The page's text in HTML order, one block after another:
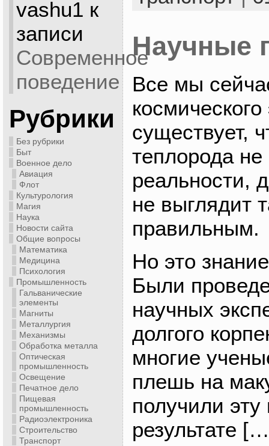
vashu1 к
записи
Современное
поведение
Рубрики
Без рубрики
Быт
Военное дело
Авиация
Флот
Культурология
Магия
Наука
Новости сайта
Общие вопросы
Математика
Медицина
Психология
Промышленность
Гальванические
элементы
Магниты
Металлургия
Механизмы
Обработка металла
Оптическая
промышленность
Освещение
Печатное дело
Пищевая
промышленность
Радиоэлектроника
Строительство
Транспорт
Научные
Все мы
существует,
теплорода не
реальности,
не выглядит
правильным.
Но это
Были
научных
долгого
многие
плешь на
получили
результате